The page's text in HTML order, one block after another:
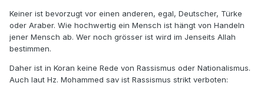
Keiner ist bevorzugt vor einen anderen, egal, Deutscher, Türke
oder Araber. Wie hochwertig ein Mensch ist hängt von Handeln
jener Mensch ab. Wer noch grösser ist wird im Jenseits Allah
bestimmen.
Daher ist in Koran keine Rede von Rassismus oder Nationalismus.
Auch laut Hz. Mohammed sav ist Rassismus strikt verboten: